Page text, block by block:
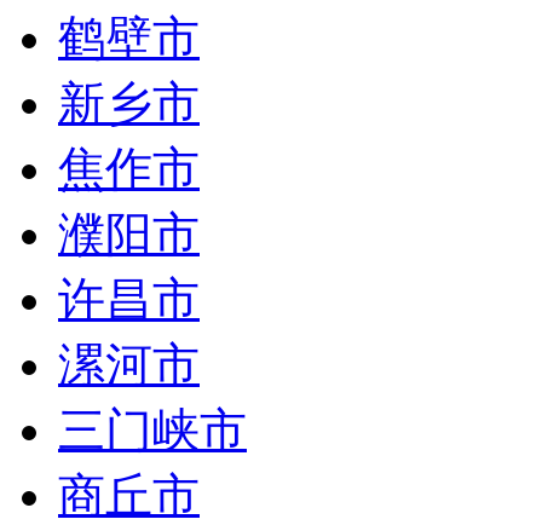
鹤壁市
新乡市
焦作市
濮阳市
许昌市
漯河市
三门峡市
商丘市